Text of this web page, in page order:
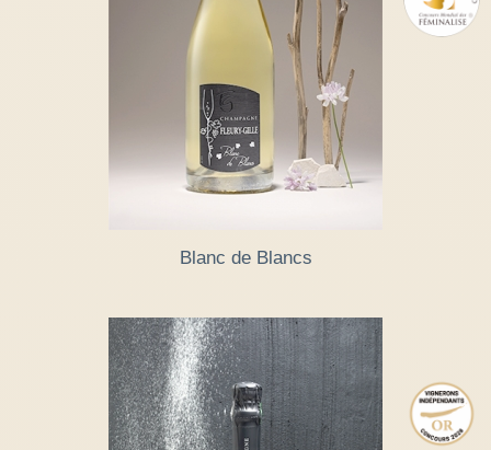
Blanc de Blancs